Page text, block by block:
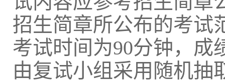
招生简章所公布的考试
考试时间为90分钟，成
由复试小组采用随机抽